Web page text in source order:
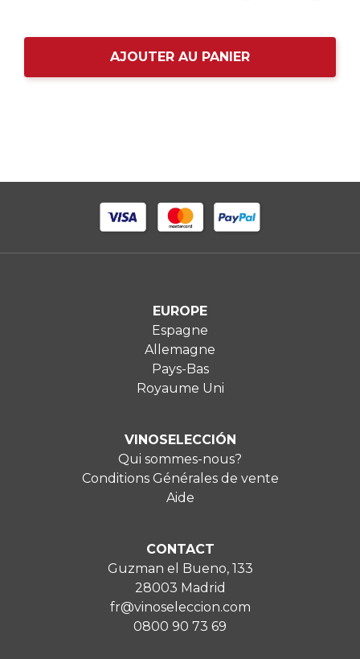
AJOUTER AU PANIER
EUROPE
Espagne
Allemagne
Pays-Bas
Royaume Uni
VINOSELECCIÓN
Qui sommes-nous?
Conditions Générales de vente
Aide
CONTACT
Guzman el Bueno, 133
28003 Madrid
fr@vinoseleccion.com
0800 90 73 69